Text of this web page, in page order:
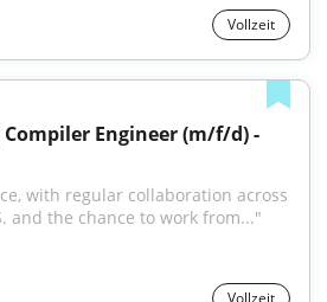
Vollzeit
Engineer (m/f/d) -
with regular collaboration across
and the chance to work from..."
Vollzeit